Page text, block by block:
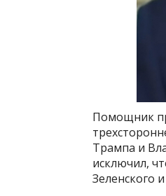
Помощник
Трампа и
исключил,
Зеленского